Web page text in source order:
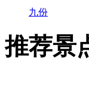
九份
推荐景